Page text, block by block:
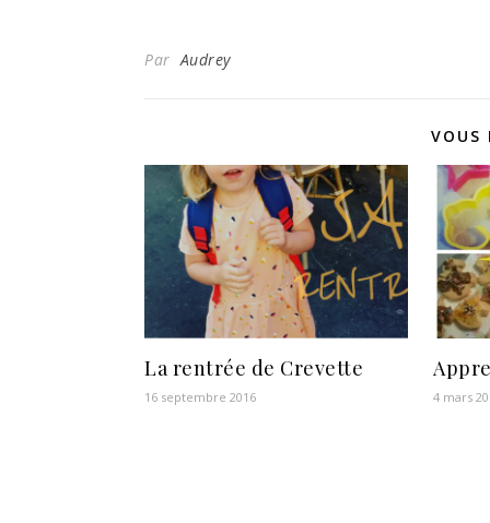
ParAudrey
VOUS
La rentrée de Crevette
16 septembre 2016 4 mars